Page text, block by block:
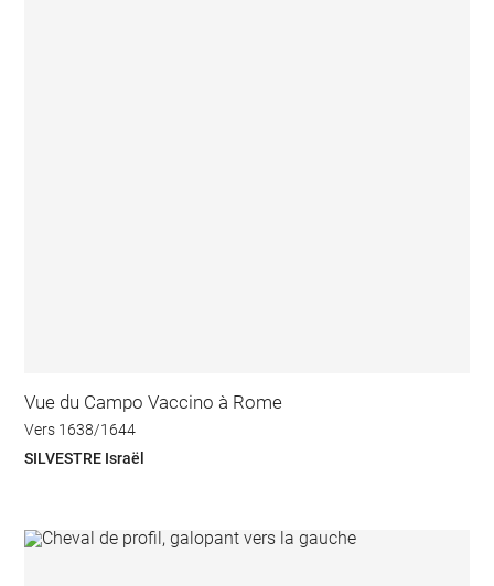
Vue du Campo Vaccino à Rome
Vers 1638/1644
SILVESTRE Israël